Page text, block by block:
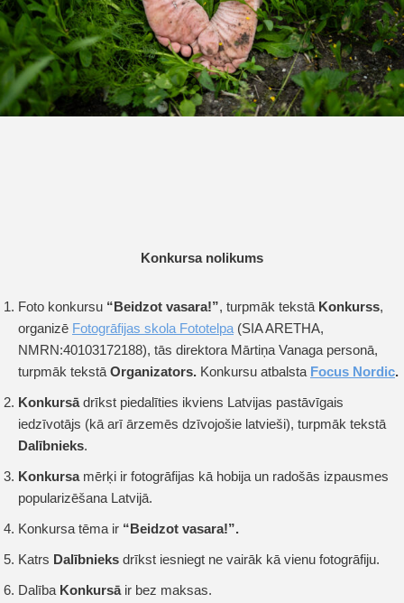
Konkursa nolikums
Foto konkursu “Beidzot vasara!”, turpmāk tekstā Konkurss,
organizē Fotogrāfijas skola Fototelpa (SIA ARETHA,
NMRN:40103172188), tās direktora Mārtiņa Vanaga personā,
turpmāk tekstā Organizators. Konkursu atbalsta Focus Nordic.
Konkursādrīkst piedalīties ikviens Latvijas pastāvīgais
iedzīvotājs (kā arī ārzemēs dzīvojošie latvieši), turpmāk tekstā
Dalībnieks.
Konkursa mērķi ir fotogrāfijas kā hobija un radošās izpausmes
popularizēšana Latvijā.
Konkursa tēma ir “Beidzot vasara!”.
Katrs Dalībnieks drīkst iesniegt ne vairāk kā vienu fotogrāfiju.
Dalība Konkursāir bez maksas.